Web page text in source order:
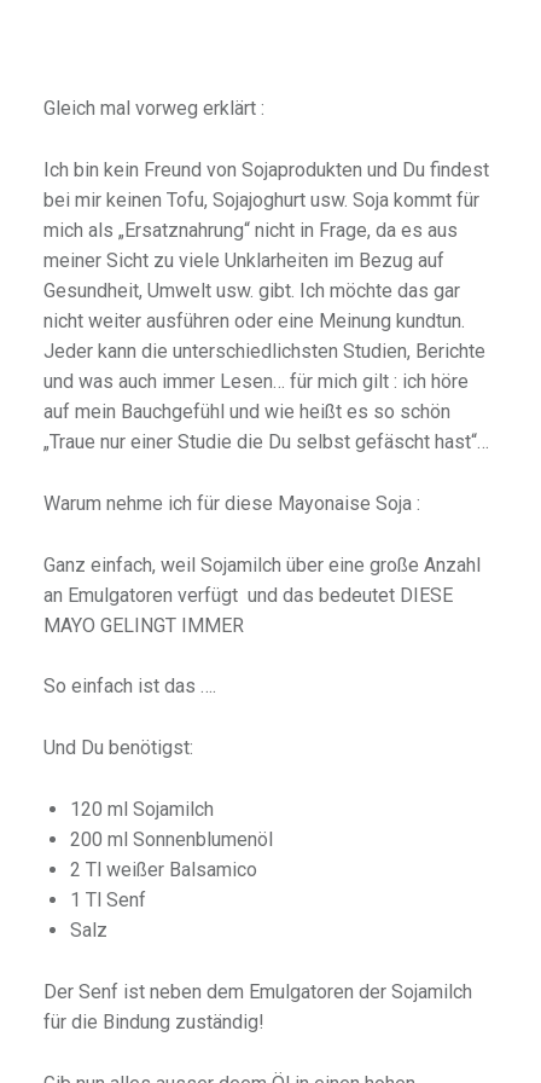
Gleich mal vorweg erklärt :
Ich bin kein Freund von Sojaprodukten und Du findest
bei mir keinen Tofu, Sojajoghurt usw. Soja kommt für
mich als „Ersatznahrung“ nicht in Frage, da es aus
meiner Sicht zu viele Unklarheiten im Bezug auf
Gesundheit, Umwelt usw. gibt. Ich möchte das gar
nicht weiter ausführen oder eine Meinung kundtun.
Jeder kann die unterschiedlichsten Studien, Berichte
und was auch immer Lesen… für mich gilt : ich höre
auf mein Bauchgefühl und wie heißt es so schön
„Traue nur einer Studie die Du selbst gefäscht hast“…
Warum nehme ich für diese Mayonaise Soja :
Ganz einfach, weil Sojamilch über eine große Anzahl
an Emulgatoren verfügt und das bedeutet DIESE
MAYO GELINGT IMMER
So einfach ist das ….
Und Du benötigst:
120 ml Sojamilch
200 ml Sonnenblumenöl
2 Tl weißer Balsamico
1 Tl Senf
Salz
Der Senf ist neben dem Emulgatoren der Sojamilch
für die Bindung zuständig!